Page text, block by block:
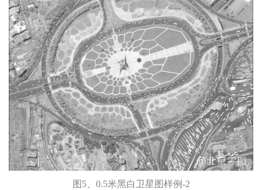
图5、0.5米黑白卫星图样例-2